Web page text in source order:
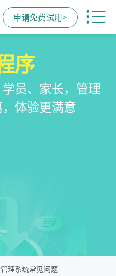
申请免费试用>
案
矩阵，帮助教育机
级增长
序
员、家长，管理
体验更满意
系统
运营管理系统，
理难题
理系统常见问题